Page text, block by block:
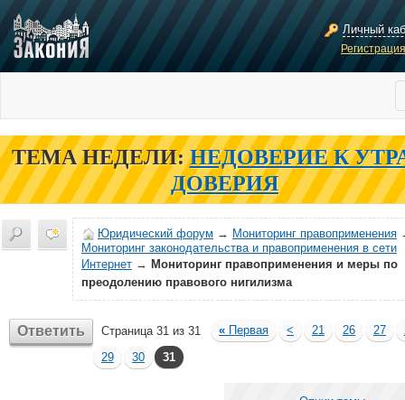
Личный
ТЕМА НЕДЕЛИ: НЕДОВЕРИЕ К
ДОВЕРИЯ
Юридический форум → Мониторинг правоприменения
Мониторинг законодательства и правоприменения в сети
Интернет → Мониторинг правоприменения и меры по
преодолению правового нигилизма
Ответить Страница 31 из 31 « Первая < 21 26 27
29
30 31